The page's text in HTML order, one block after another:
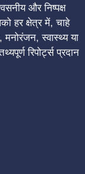
और निष्पक्ष
हर क्षेत्र में, चाहे
स्वास्थ्य या
रिपोर्ट्स प्रदान